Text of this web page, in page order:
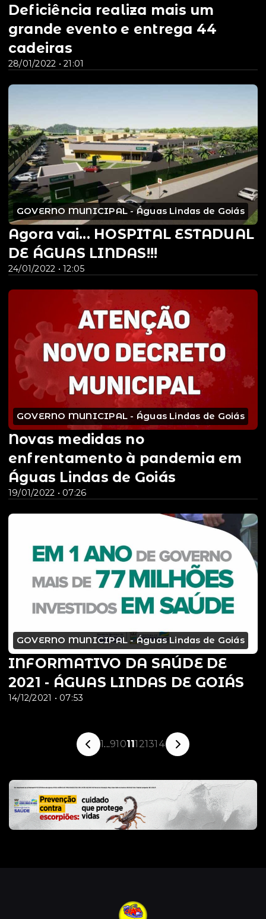
28/01/2022 • 21:01
Deficiência realiza mais um
grande evento e entrega 44
cadeiras
GOVERNO MUNICIPAL - Águas Lindas de Goiás
24/01/2022 • 12:05
Agora vai... HOSPITAL ESTADUAL
DE ÁGUAS LINDAS!!!
GOVERNO MUNICIPAL - Águas Lindas de Goiás
19/01/2022 • 07:26
Novas medidas no
enfrentamento à pandemia em
Águas Lindas de Goiás
GOVERNO MUNICIPAL - Águas Lindas de Goiás
14/12/2021 • 07:53
INFORMATIVO DA SAÚDE DE
2021 - ÁGUAS LINDAS DE GOIÁS
1 ...91011121314